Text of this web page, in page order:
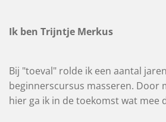
Ik ben Trijntje Merkus
Bij "toeval" rolde ik een aantal
beginnerscursus masseren. Door
hier ga ik in de toekomst wat mee